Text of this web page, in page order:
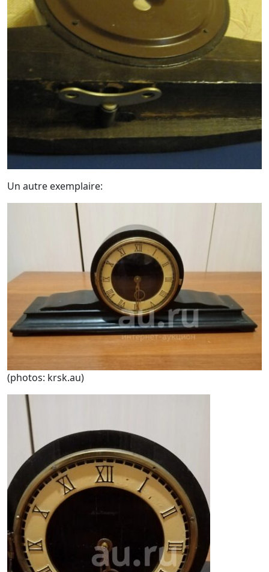
Un autre exemplaire:
(photos: krsk.au)